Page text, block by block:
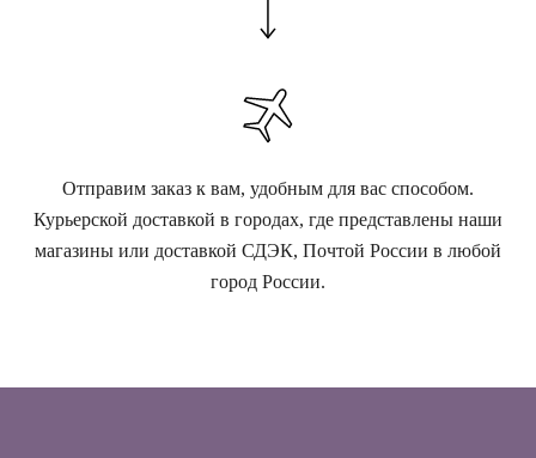
Отправим заказ к вам, удобным для вас способом.
Курьерской доставкой в городах, где представлены наши
магазины или доставкой СДЭК, Почтой России в любой
город России.